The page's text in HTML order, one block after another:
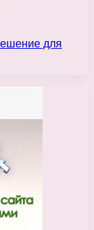
для